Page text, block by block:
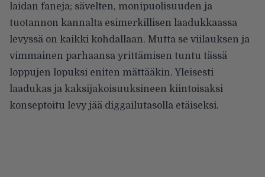
laidan faneja; sävelten, monipuolisuuden ja
tuotannon kannalta esimerkillisen laadukkaassa
levyssä on kaikki kohdallaan. Mutta se viilauksen ja
vimmainen parhaansa yrittämisen tuntu tässä
loppujen lopuksi eniten mättääkin. Yleisesti
laadukas ja kaksijakoisuuksineen kiintoisaksi
konseptoitu levy jää diggailutasolla etäiseksi.